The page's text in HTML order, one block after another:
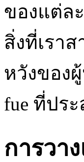
ของแต่ล
สิ่งที่เรา
หวังของ
fue ที่ปร
การวา